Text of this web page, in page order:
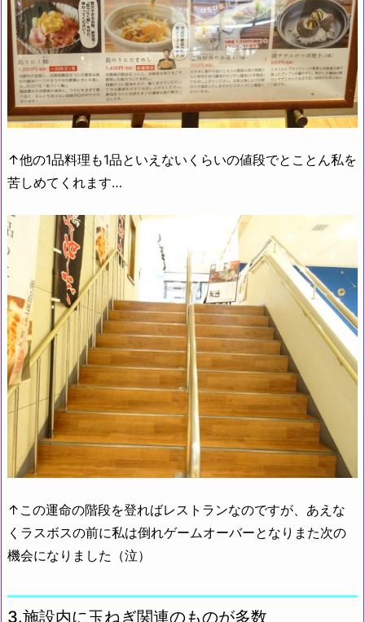
↑他の1品料理も1品といえないくらいの値段でとことん私を
苦しめてくれます…
↑この運命の階段を登ればレストランなのですが、あえな
くラスボスの前に私は倒れゲームオーバーとなりまた次の
機会になりました（泣）
3.施設内に玉ねぎ関連のものが多数